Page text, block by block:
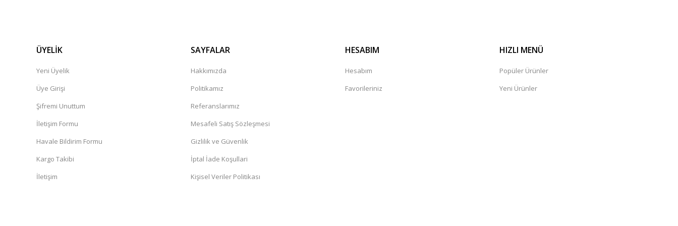
ÜYELİK
Yeni Üyelik
Üye Girişi
Şifremi Unuttum
İletişim Formu
Havale Bildirim Formu
Kargo Takibi
İletişim
SAYFALAR
Hakkımızda
Politikamız
Referanslarımız
Mesafeli Satış Sözleşmesi
Gizlilik ve Güvenlik
İptal İade Koşullari
Kişisel Veriler Politikası
HESABIM
Hesabım
Favorileriniz
HIZLI MENÜ
Popüler Ürünler
Yeni Ürünler